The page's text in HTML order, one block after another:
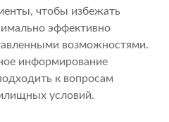
чтобы избежать
эффективно
возможностями.
информирование
к вопросам
условий.